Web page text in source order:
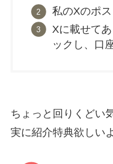
私のXのポ
Xに載せて
ックし、口
ちょっと回りくどい
実に紹介特典欲しい